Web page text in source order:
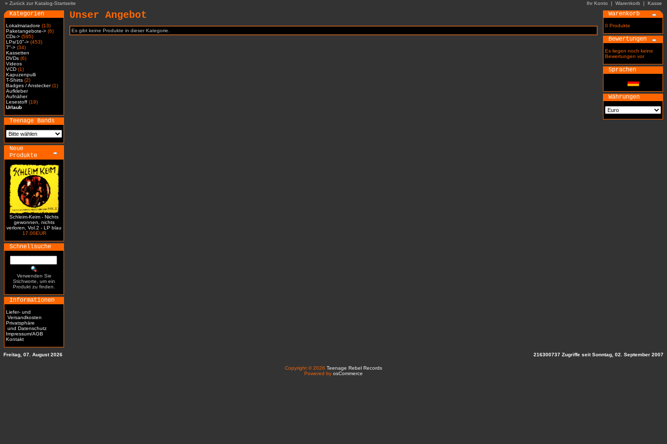
» Zurück zur Katalog-Startseite Ihr Konto | Warenkorb | Kasse
Kategorien
Lokalmatadore (13)
Paketangebote-> (6)
CDs-> (595)
LPs/10"-> (453)
7"-> (34)
Kassetten
DVDs (6)
Videos
VCD (1)
Kapuzenpulli
T-Shirts (2)
Badges / Anstecker(1)
Aufkleber
Aufnäher
Lesestoff (19)
Urlaub
Teenage Bands
Neue
Produkte
Schleim-Keim - Nichts
gewonnen, nichts
verloren, Vol.2 - LP blau
17.00EUR
Schnellsuche
Verwenden Sie
Stichworte, um ein
Produkt zu finden.
Informationen
Liefer- und
Versandkosten
Privatsphäre
und Datenschutz
Impressum/AGB
Kontakt
Unser Angebot
Es gibt keine Produkte in dieser Kategorie.
Warenkorb
0 Produkte
Bewertungen
Es liegen noch keine
Bewertungen vor
Sprachen
Währungen
Freitag, 07. August 2026 216300737 Zugriffe seit Sonntag, 02. September 2007
Copyright © 2026 Teenage Rebel Records
Powered by osCommerce